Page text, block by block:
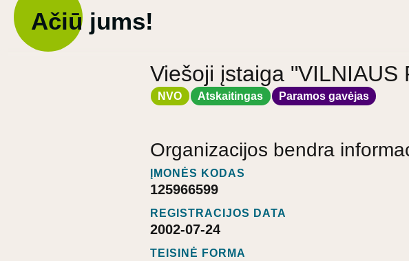
Ačiū jums!
Viešoji įstaiga "VILNIAUS
NVO Atskaitingas Paramos gavėjas
Organizacijos bendra
ĮMONĖS KODAS
125966599
REGISTRACIJOS DATA
2002-07-24
TEISINĖ FORMA